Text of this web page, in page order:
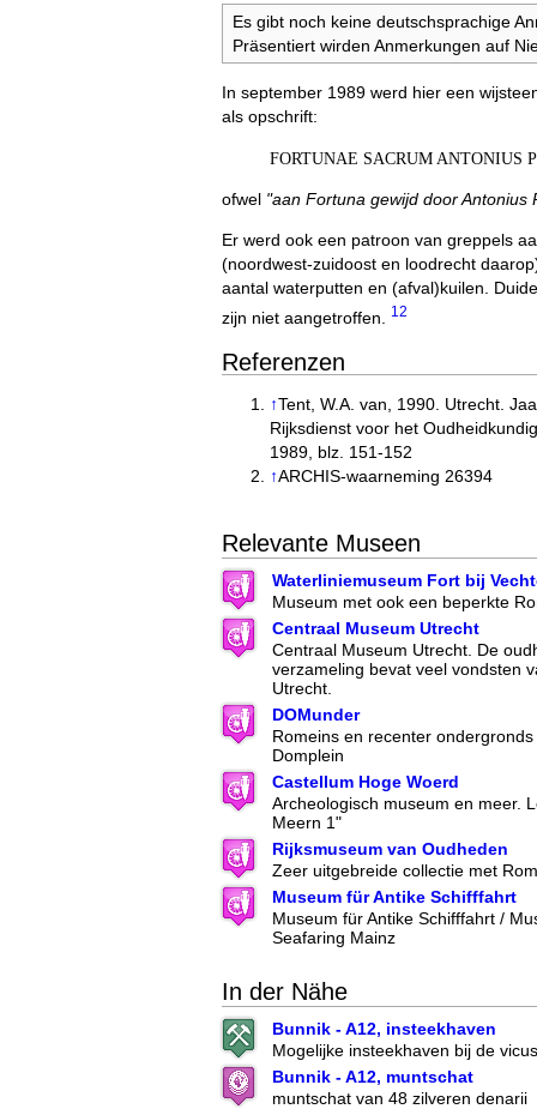
Es gibt noch keine deutschsprachige
Präsentiert wirden Anmerkungen auf
In september 1989 werd hier een
als opschrift:
FORTUNAE SACRUM ANTONIUS
ofwel "aan Fortuna gewijd door Antonius
Er werd ook een patroon van greppels
(noordwest-zuidoost en loodrecht
aantal waterputten en (afval)kuilen.
zijn niet aangetroffen.
12
Referenzen
↑Tent, W.A. van, 1990. Utrecht.
Rijksdienst voor het
1989, blz. 151-152
↑ARCHIS-waarneming 26394
Relevante Museen
Waterliniemuseum Fort bij
Museum met ook een beperkte
Centraal Museum Utrecht
Centraal Museum Utrecht. De
verzameling bevat veel vondsten
Utrecht.
DOMunder
Romeins en recenter
Domplein
Castellum Hoge Woerd
Archeologisch museum en meer.
Meern 1"
Rijksmuseum van Oudheden
Zeer uitgebreide collectie met
Museum für Antike Schifffahrt
Museum für Antike Schifffahrt /
Seafaring Mainz
In der Nähe
Bunnik - A12, insteekhaven
Mogelijke insteekhaven bij de
Bunnik - A12, muntschat
muntschat van 48 zilveren denarii